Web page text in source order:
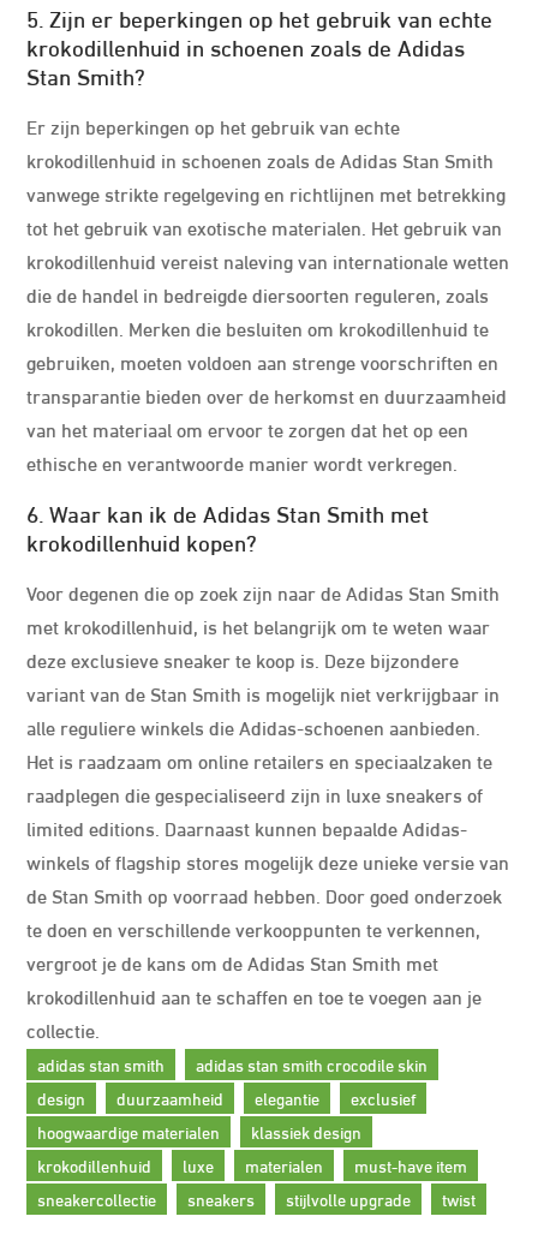
5. Zijn er beperkingen op het gebruik van echte
krokodillenhuid in schoenen zoals de Adidas
Stan Smith?
Er zijn beperkingen op het gebruik van echte
krokodillenhuid in schoenen zoals de Adidas Stan Smith
vanwege strikte regelgeving en richtlijnen met betrekking
tot het gebruik van exotische materialen. Het gebruik van
krokodillenhuid vereist naleving van internationale wetten
die de handel in bedreigde diersoorten reguleren, zoals
krokodillen. Merken die besluiten om krokodillenhuid te
gebruiken, moeten voldoen aan strenge voorschriften en
transparantie bieden over de herkomst en duurzaamheid
van het materiaal om ervoor te zorgen dat het op een
ethische en verantwoorde manier wordt verkregen.
6. Waar kan ik de Adidas Stan Smith met
krokodillenhuid kopen?
Voor degenen die op zoek zijn naar de Adidas Stan Smith
met krokodillenhuid, is het belangrijk om te weten waar
deze exclusieve sneaker te koop is. Deze bijzondere
variant van de Stan Smith is mogelijk niet verkrijgbaar in
alle reguliere winkels die Adidas-schoenen aanbieden.
Het is raadzaam om online retailers en speciaalzaken te
raadplegen die gespecialiseerd zijn in luxe sneakers of
limited editions. Daarnaast kunnen bepaalde Adidas-
winkels of flagship stores mogelijk deze unieke versie van
de Stan Smith op voorraad hebben. Door goed onderzoek
te doen en verschillende verkooppunten te verkennen,
vergroot je de kans om de Adidas Stan Smith met
krokodillenhuid aan te schaffen en toe te voegen aan je
collectie.
adidas stan smith
adidas stan smith crocodile skin
design
duurzaamheid elegantie
exclusief
hoogwaardige materialen
klassiek design
krokodillenhuid
luxe materialen
must-have item
sneakercollectie
sneakers stijlvolle upgrade twist